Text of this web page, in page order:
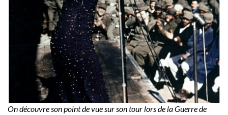
On découvre son point de vue sur son tour lors de la Guerre de